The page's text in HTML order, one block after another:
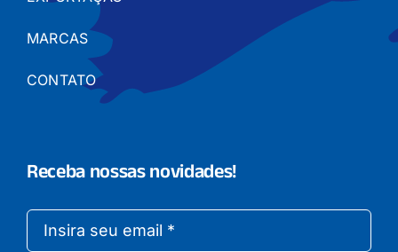
MARCAS
CONTATO
Receba nossas novidades!